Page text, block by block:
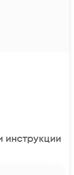
инструкции